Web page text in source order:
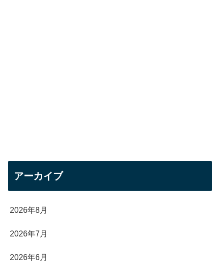
アーカイブ
2026年8月
2026年7月
2026年6月